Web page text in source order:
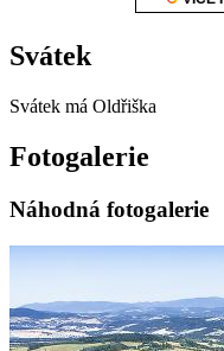
Svátek
Svátek má Oldřiška
Fotogalerie
Náhodná fotogalerie